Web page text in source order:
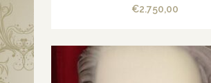
€2.750,00